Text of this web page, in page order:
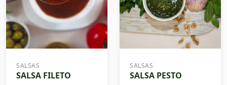
SALSAS
SALSA FILETO
SALSAS
SALSA PESTO